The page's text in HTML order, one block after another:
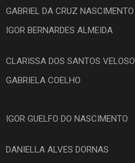
GABRIEL DA CRUZ NASCIMENTO
IGOR BERNARDES ALMEIDA
CLARISSA DOS SANTOS VELOSO
GABRIELA COELHO
IGOR GUELFO DO NASCIMENTO
DANIELLA ALVES DORNAS